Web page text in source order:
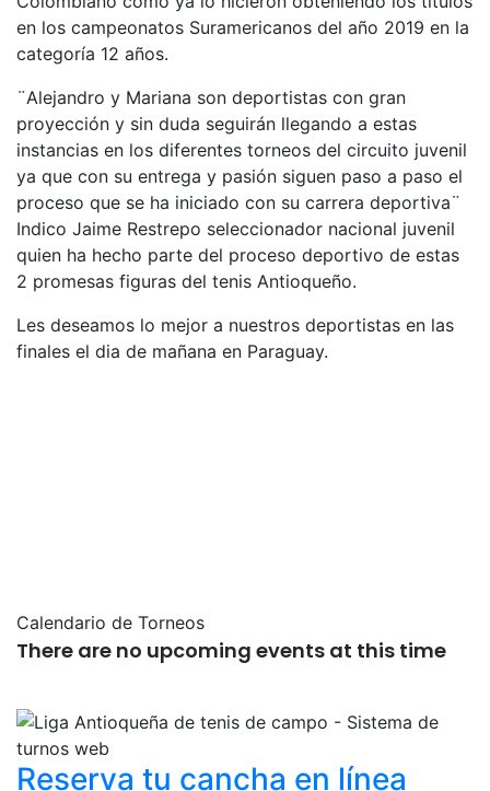
en los campeonatos Suramericanos del año 2019 en la
categoría 12 años.
¨Alejandro y Mariana son deportistas con gran
proyección y sin duda seguirán llegando a estas
instancias en los diferentes torneos del circuito juvenil
ya que con su entrega y pasión siguen paso a paso el
proceso que se ha iniciado con su carrera deportiva¨
Indico Jaime Restrepo seleccionador nacional juvenil
quien ha hecho parte del proceso deportivo de estas
2 promesas figuras del tenis Antioqueño.
Les deseamos lo mejor a nuestros deportistas en las
finales el dia de mañana en Paraguay.
Calendario de Torneos
There are no upcoming events at this time
Reserva tu cancha en línea